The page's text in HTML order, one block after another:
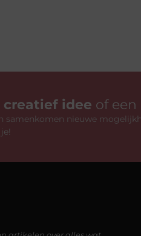
creatief idee of
nieuwe